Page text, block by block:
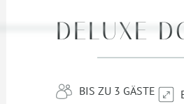
DELUXE
BIS ZU 3 GÄSTE